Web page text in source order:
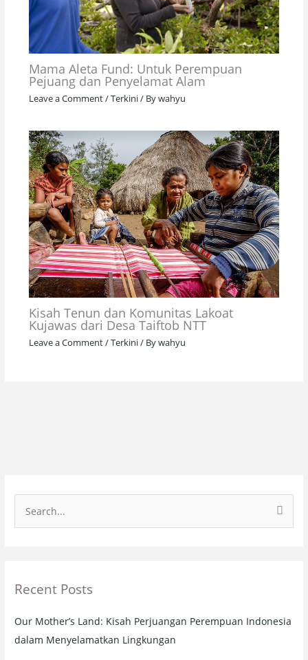
Mama Aleta Fund: Untuk Perempuan
Pejuang dan Penyelamat Alam
Leave a Comment/Terkini/ Bywahyu
Kisah Tenun dan Komunitas Lakoat
Kujawas dari Desa Taiftob NTT
Leave a Comment/Terkini/ Bywahyu
e
c
f
o
Recent Posts
Our Mother’s Land: Kisah Perjuangan Perempuan Indonesia
dalam Menyelamatkan Lingkungan